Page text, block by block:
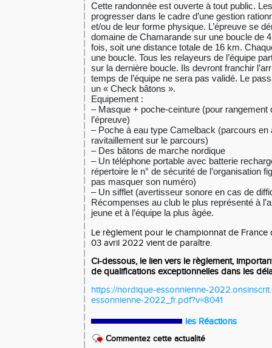
Cette randonnée est ouverte à tout public.
progresser dans le cadre d’une gestion
et/ou de leur forme physique. L’épreuve se
domaine de Chamarande sur une boucle de
fois, soit une distance totale de 16 km.
une boucle. Tous les relayeurs de l’équipe
sur la dernière boucle. Ils devront franchir
temps de l’équipe ne sera pas validé. Le
un « Check bâtons ».
Equipement :
– Masque + poche‐ceinture (pour rangement
l’épreuve)
– Poche à eau type Camelback (parcours en
ravitaillement sur le parcours)
– Des bâtons de marche nordique
– Un téléphone portable avec batterie
répertoire le n° de sécurité de l’organisation
pas masquer son numéro)
– Un sifflet (avertisseur sonore en cas de
Récompenses au club le plus représenté à
jeune et à l’équipe la plus âgée.
Le règlement pour le championnat de
03 avril 2022 vient de paraître.
Ci-dessous, le lien vers le règlement,
de qualifications exceptionnelles dans les
https://nordique-essonnienne-
essonnienne-2022_fr.pdf?v=8041
les Réactions
Commentez cette actualité